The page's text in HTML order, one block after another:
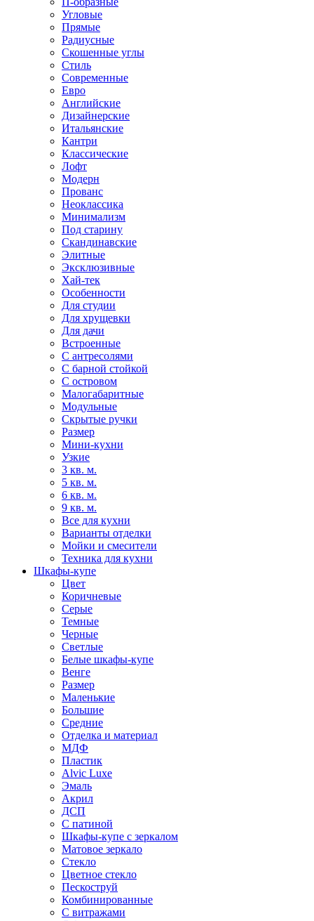
Угловые
Прямые
Радиусные
Скошенные углы
Стиль
Современные
Евро
Английские
Дизайнерские
Итальянские
Кантри
Классические
Лофт
Модерн
Прованс
Неоклассика
Минимализм
Под старину
Скандинавские
Элитные
Эксклюзивные
Хай-тек
Особенности
Для студии
Для хрущевки
Для дачи
Встроенные
С антресолями
С барной стойкой
С островом
Малогабаритные
Модульные
Скрытые ручки
Размер
Мини-кухни
Узкие
3 кв. м.
5 кв. м.
6 кв. м.
9 кв. м.
Все для кухни
Варианты отделки
Мойки и смесители
Техника для кухни
Шкафы-купе
Цвет
Коричневые
Серые
Темные
Черные
Светлые
Белые шкафы-купе
Венге
Размер
Маленькие
Большие
Средние
Отделка и материал
МДФ
Пластик
Alvic Luxe
Эмаль
Акрил
ДСП
С патиной
Шкафы-купе с зеркалом
Матовое зеркало
Стекло
Цветное стекло
Пескоструй
Комбинированные
С витражами